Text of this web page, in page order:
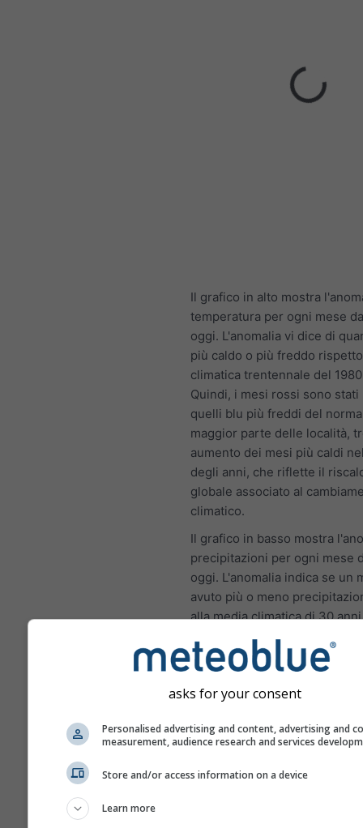
Il grafico in alto mostra
temperatura per ogni mese
oggi. L'anomalia vi dice di
più caldo o più freddo
climatica trentennale del
Quindi, i mesi rossi sono stati
quelli blu più freddi del
maggior parte delle località,
aumento dei mesi più caldi
degli anni, che riflette il
globale associato al
climatico.
Il grafico in basso mostra
precipitazioni per ogni mese
oggi. L'anomalia indica se un
avuto più o meno
alla media climatica di 30
2010. Pertanto, i mesi verdi
piovosi e i mesi marroni
del normale.
Cambiamento climatico -
precipitazioni per mese
asks for your consent
Personalised advertising and content, advertising and
measurement, audience research and services
Store and/or access information on a device
Learn more